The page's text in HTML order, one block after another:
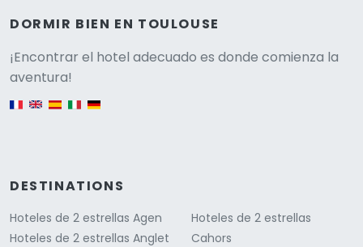
DORMIR BIEN EN TOULOUSE
¡Encontrar el hotel adecuado es donde comienza la
aventura!
DESTINATIONS
Hoteles de 2 estrellas Agen
Hoteles de 2 estrellas Anglet
Hoteles de 2 estrellas
Cahors